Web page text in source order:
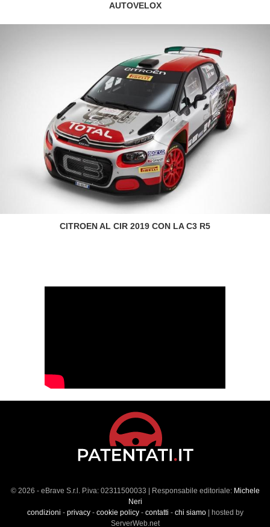
AUTOVELOX
CITROEN AL CIR 2019 CON LA C3 R5
© 2026 - eBrave S.r.l. P.iva: 02311500033 | Responsabile editoriale: Michele
Neri
condizioni - privacy- cookie policy- contatti - chi siamo| hosted by
ServerWeb.net